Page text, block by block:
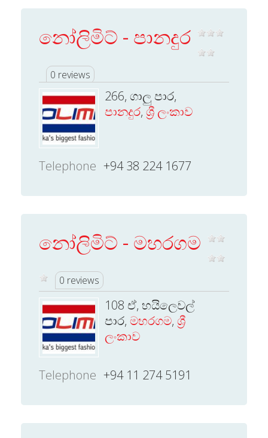
නෝලිමිට් - පානදුර
0 reviews
266, ගාලු පාර,
පානදුර, ශ්‍රී ලංකාව
Telephone +94 38 224 1677
නෝලිමිට් - මහරගම
0 reviews
108 ඒ, හයිලෙවල්
පාර, මහරගම, ශ්‍රී
ලංකාව
Telephone +94 11 274 5191